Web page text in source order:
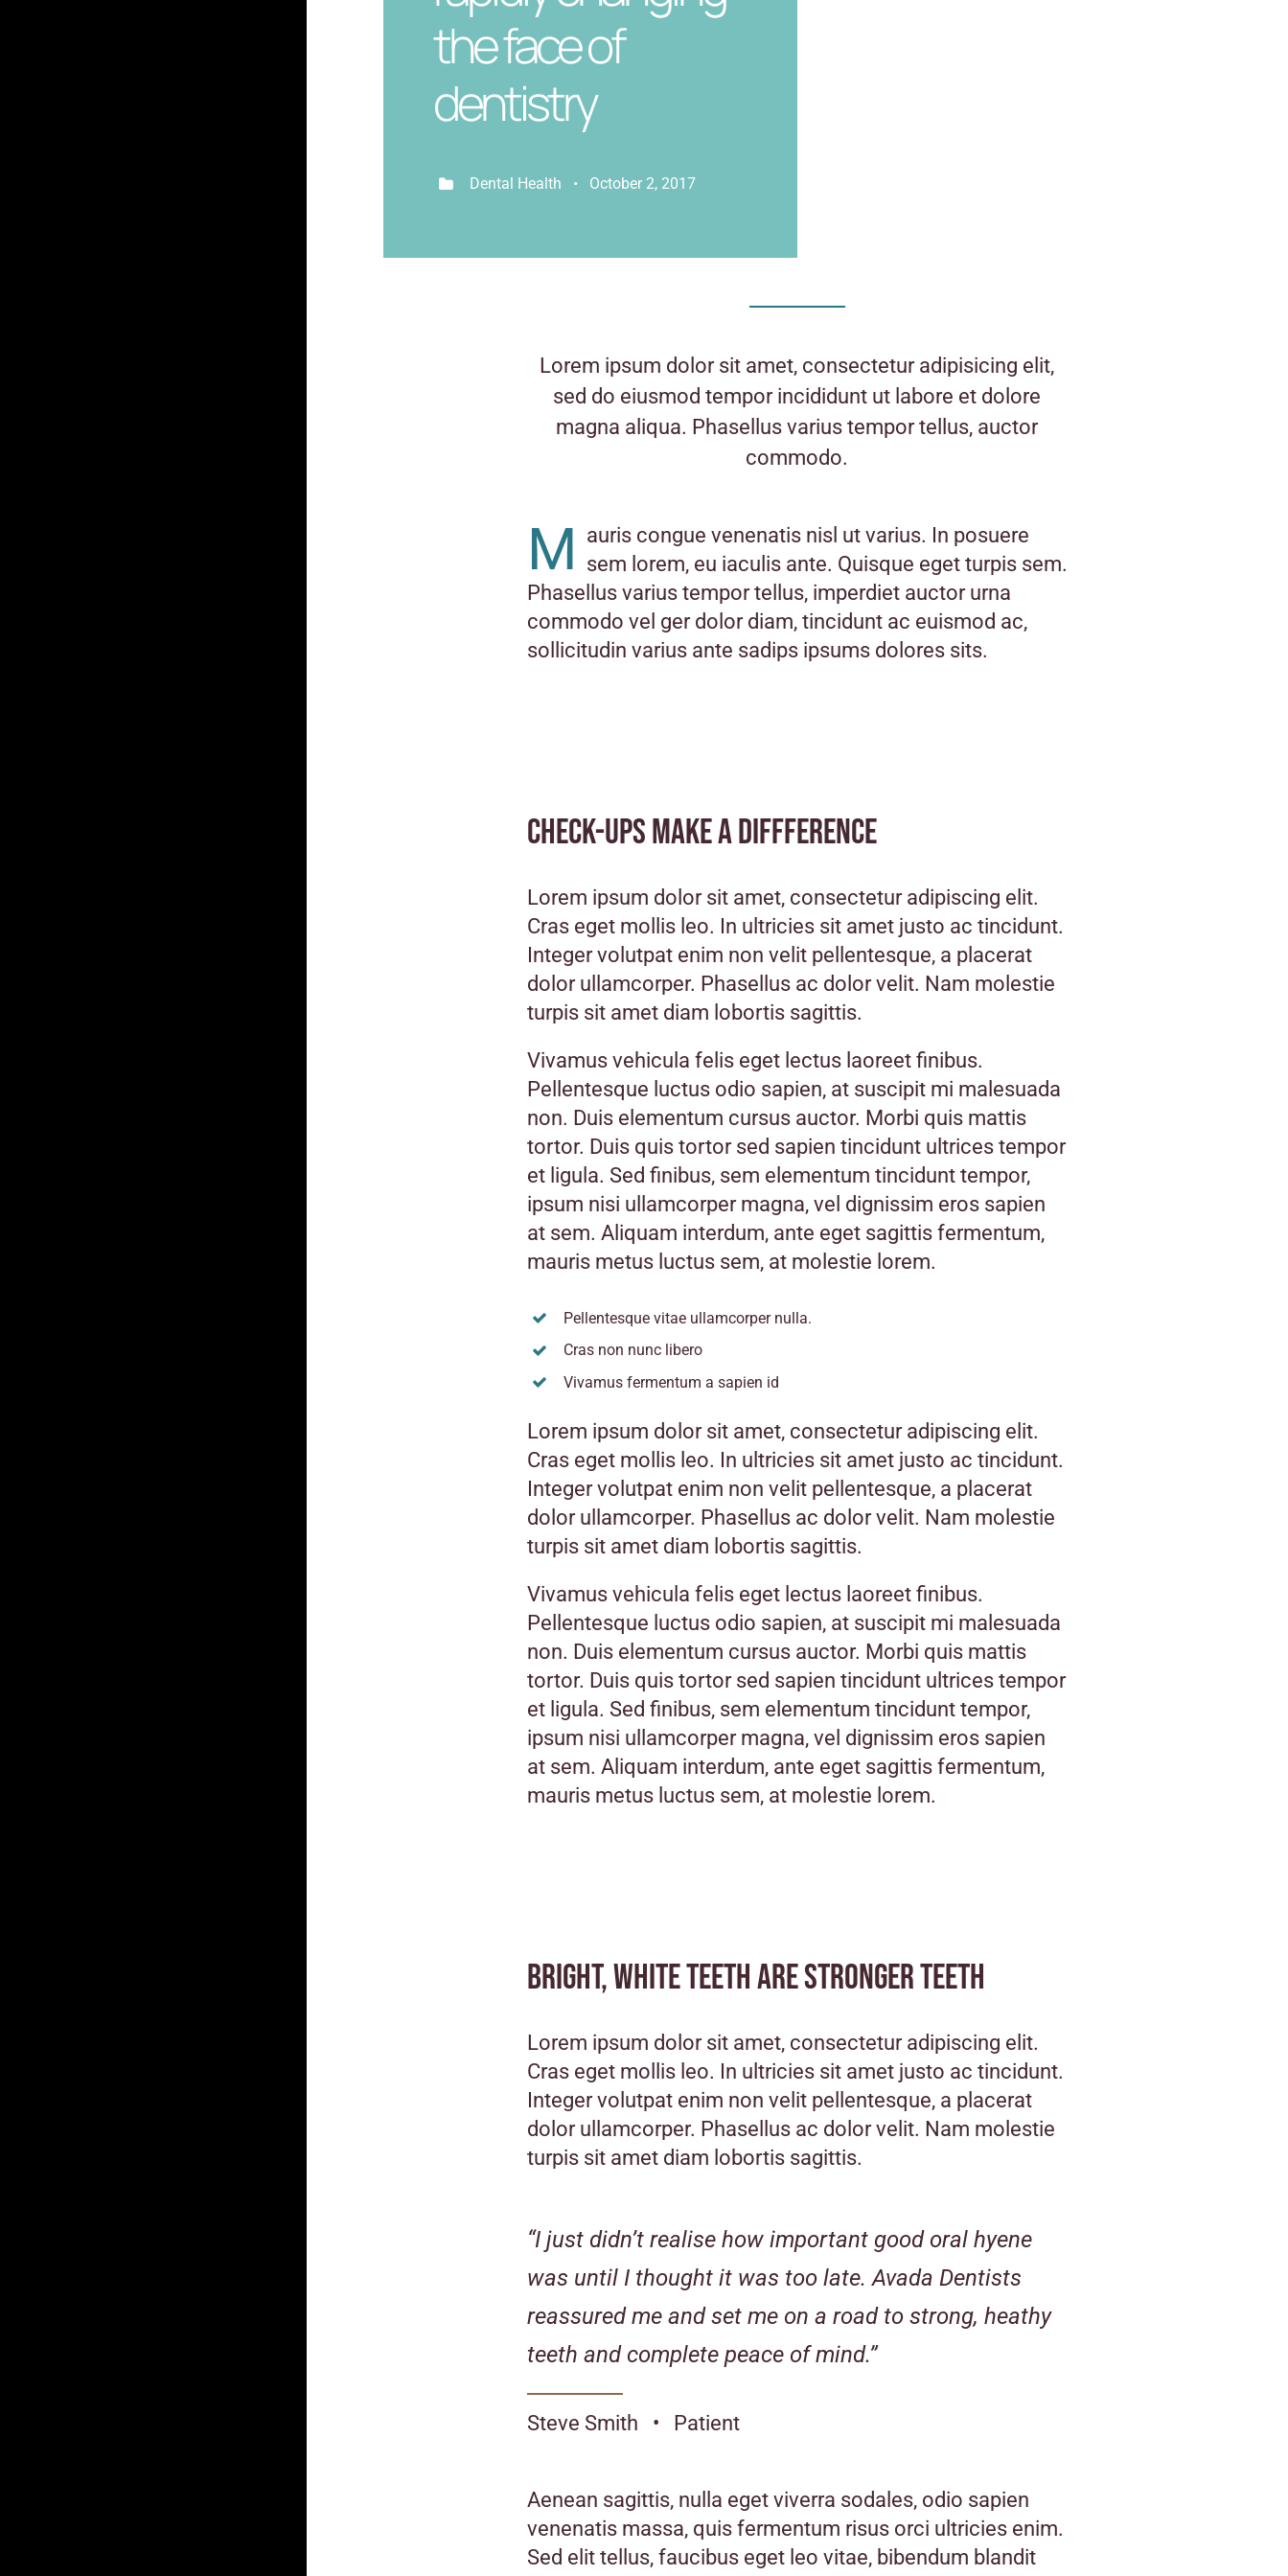
the face of
dentistry
Dental Health • October 2, 2017
Lorem ipsum dolor sit amet, consectetur adipisicing elit,
sed do eiusmod tempor incididunt ut labore et dolore
magna aliqua. Phasellus varius tempor tellus, auctor
commodo.
M auris congue venenatis nisl ut varius. In posuere
sem lorem, eu iaculis ante. Quisque eget turpis sem.
Phasellus varius tempor tellus, imperdiet auctor urna
commodo vel ger dolor diam, tincidunt ac euismod ac,
sollicitudin varius ante sadips ipsums dolores sits.
Check-ups make a diffference
Lorem ipsum dolor sit amet, consectetur adipiscing elit.
Cras eget mollis leo. In ultricies sit amet justo ac tincidunt.
Integer volutpat enim non velit pellentesque, a placerat
dolor ullamcorper. Phasellus ac dolor velit. Nam molestie
turpis sit amet diam lobortis sagittis.
Vivamus vehicula felis eget lectus laoreet finibus.
Pellentesque luctus odio sapien, at suscipit mi malesuada
non. Duis elementum cursus auctor. Morbi quis mattis
tortor. Duis quis tortor sed sapien tincidunt ultrices tempor
et ligula. Sed finibus, sem elementum tincidunt tempor,
ipsum nisi ullamcorper magna, vel dignissim eros sapien
at sem. Aliquam interdum, ante eget sagittis fermentum,
mauris metus luctus sem, at molestie lorem.
Pellentesque vitae ullamcorper nulla.
Cras non nunc libero
Vivamus fermentum a sapien id
Lorem ipsum dolor sit amet, consectetur adipiscing elit.
Cras eget mollis leo. In ultricies sit amet justo ac tincidunt.
Integer volutpat enim non velit pellentesque, a placerat
dolor ullamcorper. Phasellus ac dolor velit. Nam molestie
turpis sit amet diam lobortis sagittis.
Vivamus vehicula felis eget lectus laoreet finibus.
Pellentesque luctus odio sapien, at suscipit mi malesuada
non. Duis elementum cursus auctor. Morbi quis mattis
tortor. Duis quis tortor sed sapien tincidunt ultrices tempor
et ligula. Sed finibus, sem elementum tincidunt tempor,
ipsum nisi ullamcorper magna, vel dignissim eros sapien
at sem. Aliquam interdum, ante eget sagittis fermentum,
mauris metus luctus sem, at molestie lorem.
Bright, white teeth are stronger teeth
Lorem ipsum dolor sit amet, consectetur adipiscing elit.
Cras eget mollis leo. In ultricies sit amet justo ac tincidunt.
Integer volutpat enim non velit pellentesque, a placerat
dolor ullamcorper. Phasellus ac dolor velit. Nam molestie
turpis sit amet diam lobortis sagittis.
“I just didn’t realise how important good oral hyene
was until I thought it was too late. Avada Dentists
reassured me and set me on a road to strong, heathy
teeth and complete peace of mind.”
Steve Smith • Patient
Aenean sagittis, nulla eget viverra sodales, odio sapien
venenatis massa, quis fermentum risus orci ultricies enim.
Sed elit tellus, faucibus eget leo vitae, bibendum blandit